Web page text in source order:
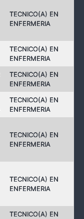
TECNICO(A) EN
ENFERMERIA
TECNICO(A) EN
ENFERMERIA
TECNICO(A) EN
ENFERMERIA
TECNICO(A) EN
ENFERMERIA
TECNICO(A) EN
ENFERMERIA
TECNICO(A) EN
ENFERMERIA
TECNICO(A) EN